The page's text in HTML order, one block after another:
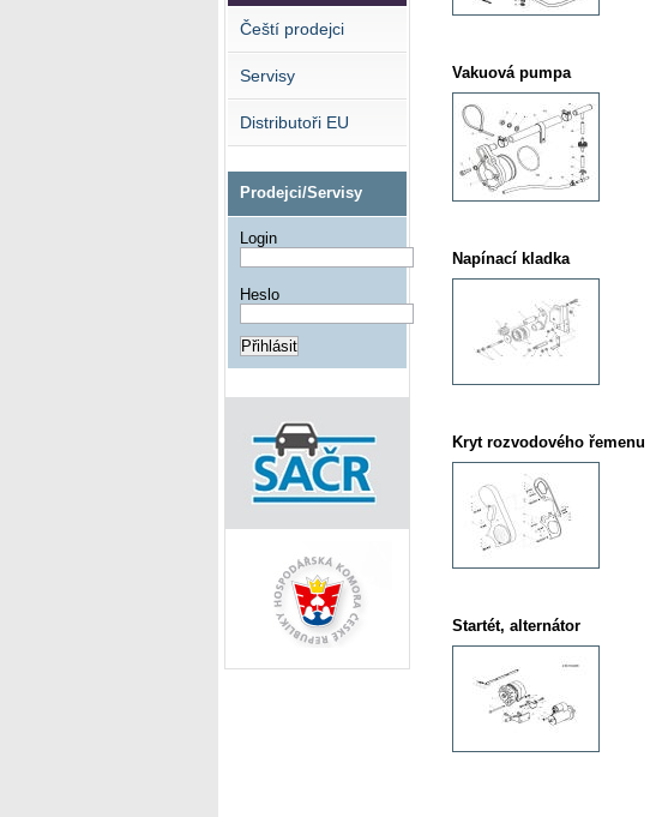
Čeští prodejci
Servisy
Distributoři EU
Prodejci/Servisy
Login
Heslo
Vakuová pumpa
Napínací kladka
Kryt rozvodového řemenu
Startét, alternátor